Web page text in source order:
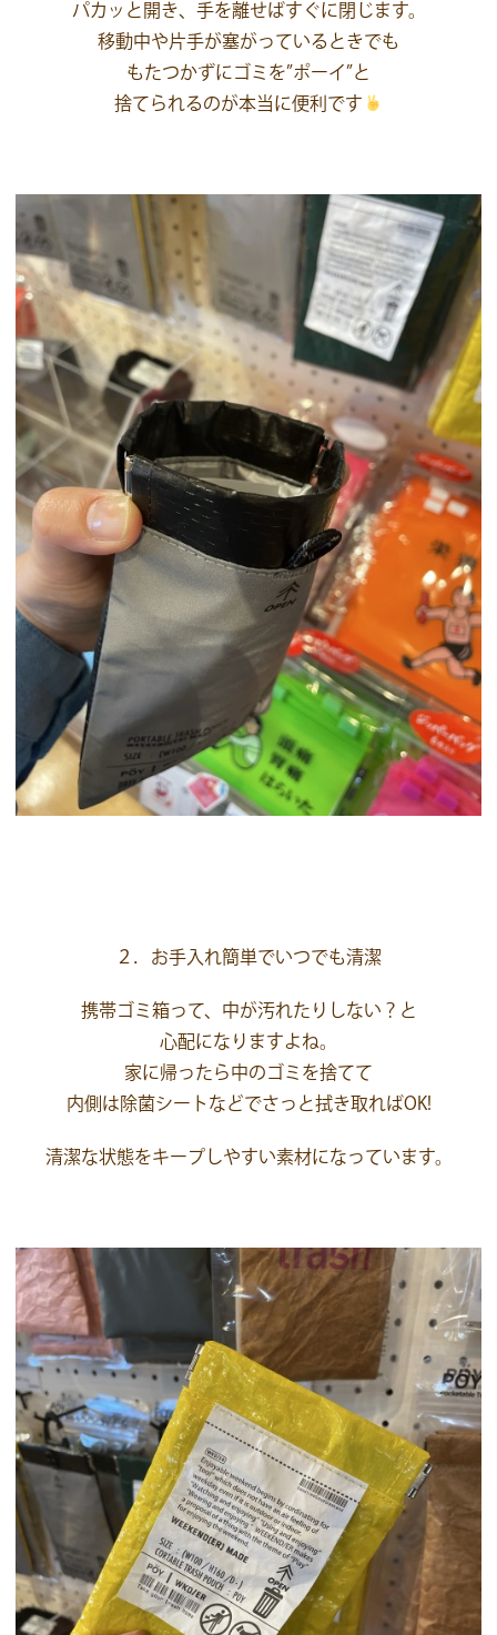
パカッと開き、手を離せばすぐに閉じます。
移動中や片手が塞がっているときでも
もたつかずにゴミを”ポーイ”と
捨てられるのが本当に便利です
２．お手入れ簡単でいつでも清潔
携帯ゴミ箱って、中が汚れたりしない？と
心配になりますよね。
家に帰ったら中のゴミを捨てて
内側は除菌シートなどでさっと拭き取ればOK!
清潔な状態をキープしやすい素材になっています。